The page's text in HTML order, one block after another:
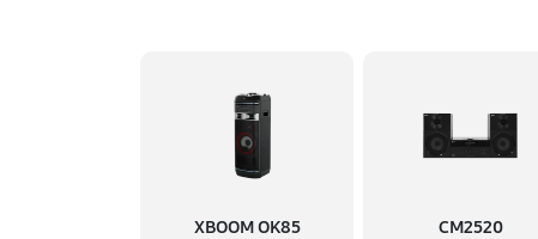
XBOOM OK85 CM2520